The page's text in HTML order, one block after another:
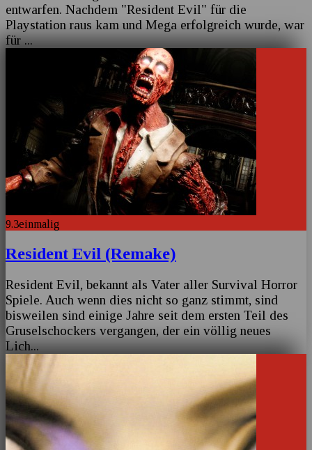
entwarfen. Nachdem "Resident Evil" für die
Playstation raus kam und Mega erfolgreich wurde, war
für...
9.3einmalig
Resident Evil (Remake)
Resident Evil, bekannt als Vater aller Survival Horror
Spiele. Auch wenn dies nicht so ganz stimmt, sind
bisweilen sind einige Jahre seit dem ersten Teil des
Gruselschockers vergangen, der ein völlig neues
Lich...